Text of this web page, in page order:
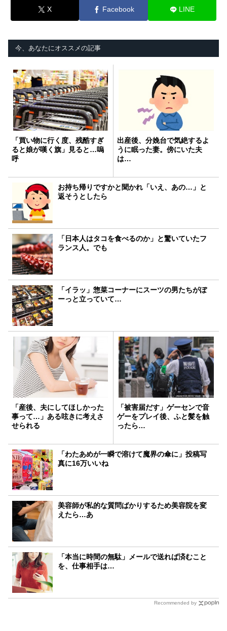
X Facebook LINE
今、あなたにオススメの記事
「買い物に行く度、残酷すぎ
ると娘が嘆く旗」見ると…嗚
呼
出産後、分娩台で気絶するよ
うに眠った妻。傍にいた夫
は…
お持ち帰りですかと聞かれ「いえ、あの…」と
返そうとしたら
「日本人はタコを食べるのか」と驚いていたフ
ランス人。でも
「イラッ」惣菜コーナーにスーツの男たちがぼ
ーっと立っていて…
「産後、夫にしてほしかった
事って…」ある呟きに考えさ
せられる
「被害届だす」ゲーセンで音
ゲーをプレイ後、ふと髪を触
ったら…
「わたあめが一瞬で溶けて魔界の傘に」投稿写
真に16万いいね
美容師が私的な質問ばかりするため美容院を変
えたら…あ
「本当に時間の無駄」メールで送れば済むこと
を、仕事相手は…
Recommended by